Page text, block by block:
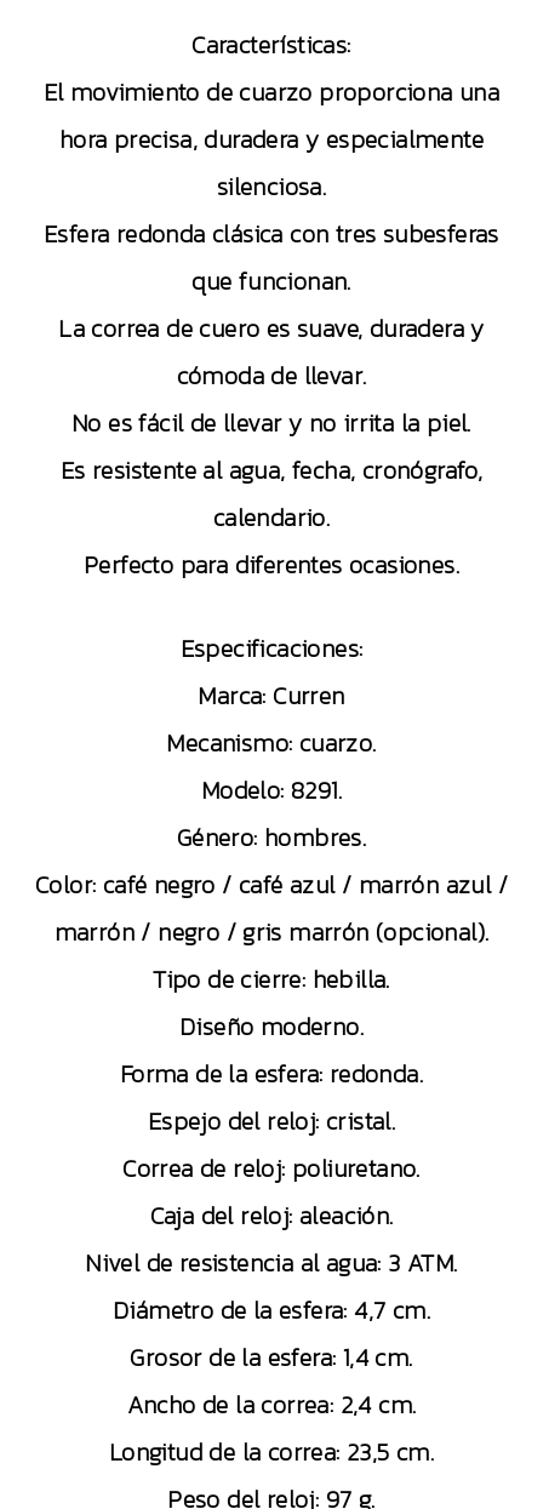
Características:
El movimiento de cuarzo proporciona una
hora precisa, duradera y especialmente
silenciosa.
Esfera redonda clásica con tres subesferas
que funcionan.
La correa de cuero es suave, duradera y
cómoda de llevar.
No es fácil de llevar y no irrita la piel.
Es resistente al agua, fecha, cronógrafo,
calendario.
Perfecto para diferentes ocasiones.
Especificaciones:
Marca: Curren
Mecanismo: cuarzo.
Modelo: 8291.
Género: hombres.
Color: café negro / café azul / marrón azul /
marrón / negro / gris marrón (opcional).
Tipo de cierre: hebilla.
Diseño moderno.
Forma de la esfera: redonda.
Espejo del reloj: cristal.
Correa de reloj: poliuretano.
Caja del reloj: aleación.
Nivel de resistencia al agua: 3 ATM.
Diámetro de la esfera: 4,7 cm.
Grosor de la esfera: 1,4 cm.
Ancho de la correa: 2,4 cm.
Longitud de la correa: 23,5 cm.
Peso del reloj: 97 g.